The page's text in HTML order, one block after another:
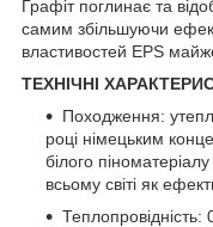
Графіт поглинає та
самим збільшуючи
властивостей EPS
ТЕХНІЧНІ
Походження:
році німецьким
білого
всьому світі як